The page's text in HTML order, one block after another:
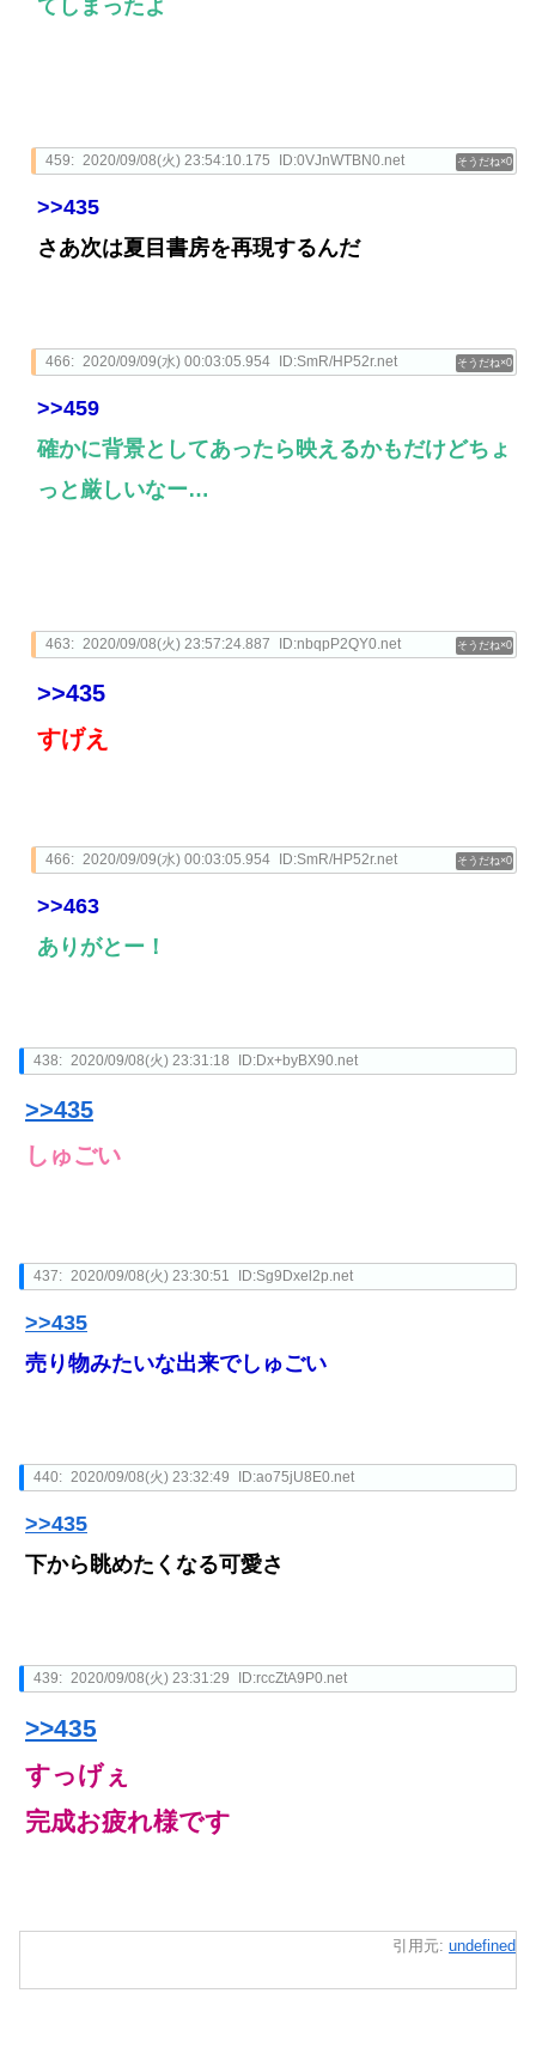
てしまったよ
0
459: 2020/09/08(火) 23:54:10.175 ID:0VJnWTBN0.net
>>435
さあ次は夏目書房を再現するんだ
0
466: 2020/09/09(水) 00:03:05.954 ID:SmR/HP52r.net
>>459
確かに背景としてあったら映えるかもだけどちょ
っと厳しいなー…
0
463: 2020/09/08(火) 23:57:24.887 ID:nbqpP2QY0.net
>>435
すげえ
0
466: 2020/09/09(水) 00:03:05.954 ID:SmR/HP52r.net
>>463
ありがとー！
438: 2020/09/08(火) 23:31:18 ID:Dx+byBX90.net
>>435
しゅごい
437: 2020/09/08(火) 23:30:51 ID:Sg9Dxel2p.net
>>435
売り物みたいな出来でしゅごい
440: 2020/09/08(火) 23:32:49 ID:ao75jU8E0.net
>>435
下から眺めたくなる可愛さ
439: 2020/09/08(火) 23:31:29 ID:rccZtA9P0.net
>>435
すっげぇ
完成お疲れ様です
引用元: undefined